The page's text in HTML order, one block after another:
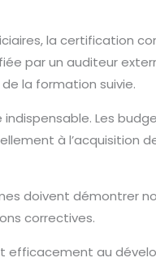
la certification
par un auditeur
la formation suivie.
Les
à l’acquisition
doivent démontrer
correctives.
efficacement au